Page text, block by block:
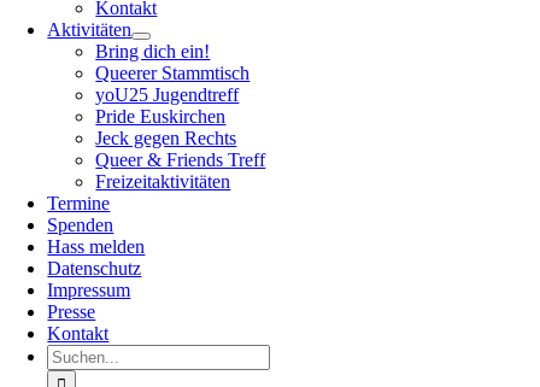
Kontakt
Aktivitäten
Bring dich ein!
Queerer Stammtisch
yoU25 Jugendtreff
Pride Euskirchen
Jeck gegen Rechts
Queer & Friends Treff
Freizeitaktivitäten
Termine
Spenden
Hass melden
Datenschutz
Impressum
Presse
Kontakt
Suche
nach: